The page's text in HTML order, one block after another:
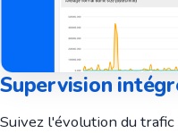
Supervision
Suivez l'évolution du